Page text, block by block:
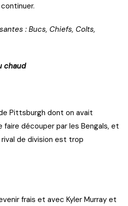
: Bucs, Chiefs, Colts,
chaud
Pittsburgh dont on avait
faire découper par les Bengals, et
de division est trop
frais et avec Kyler Murray et